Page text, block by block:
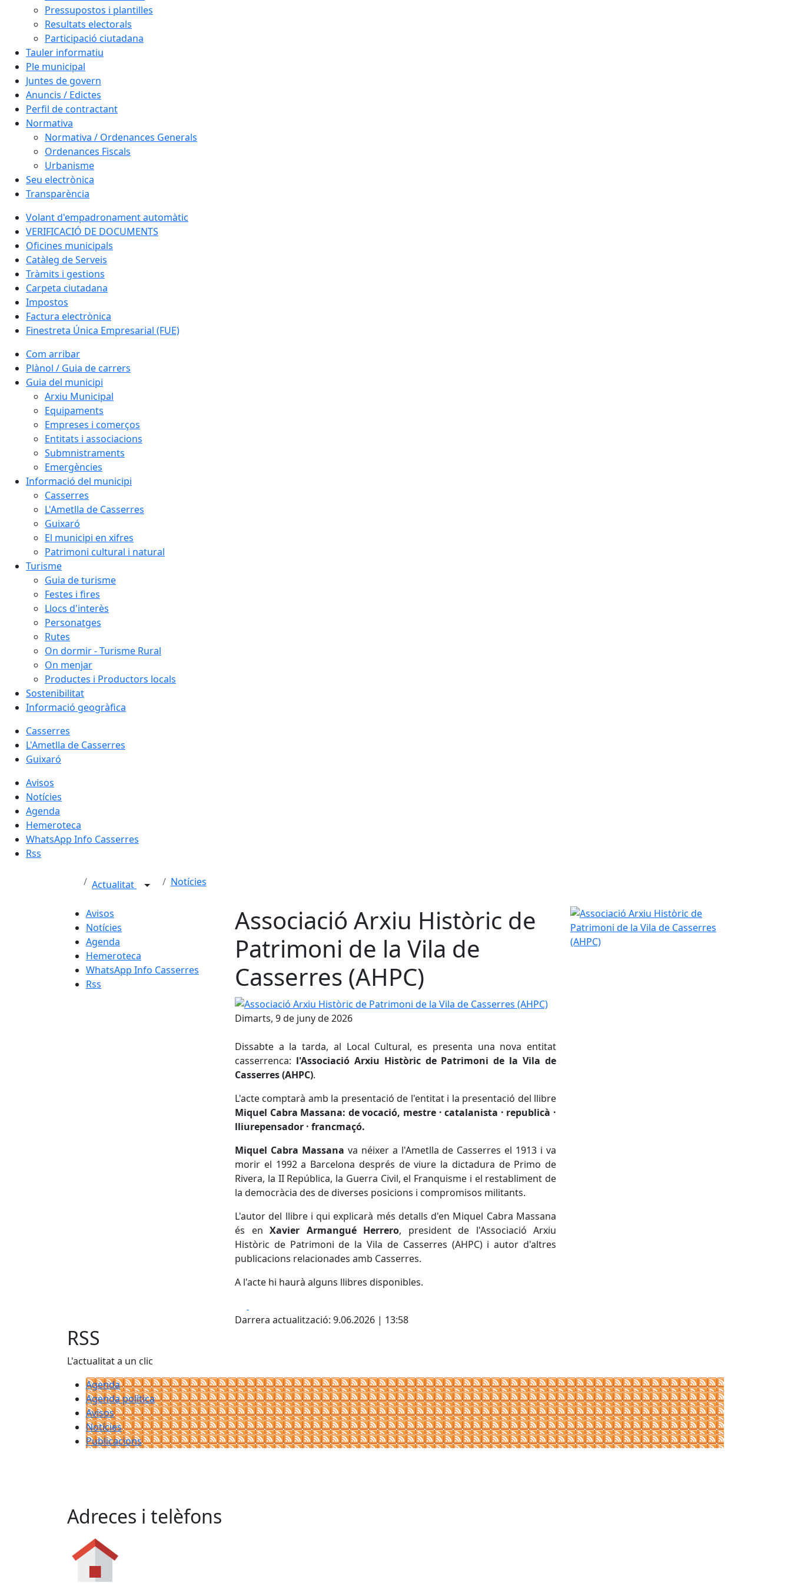
Pressupostos i plantilles
Resultats electorals
Participació ciutadana
Tauler informatiu
Ple municipal
Juntes de govern
Anuncis / Edictes
Perfil de contractant
Normativa
Normativa / Ordenances Generals
Ordenances Fiscals
Urbanisme
Seu electrònica
Transparència
Volant d'empadronament automàtic
VERIFICACIÓ DE DOCUMENTS
Oficines municipals
Catàleg de Serveis
Tràmits i gestions
Carpeta ciutadana
Impostos
Factura electrònica
Finestreta Única Empresarial (FUE)
Com arribar
Plànol / Guia de carrers
Guia del municipi
Arxiu Municipal
Equipaments
Empreses i comerços
Entitats i associacions
Submnistraments
Emergències
Informació del municipi
Casserres
L'Ametlla de Casserres
Guixaró
El municipi en xifres
Patrimoni cultural i natural
Turisme
Guia de turisme
Festes i fires
Llocs d'interès
Personatges
Rutes
On dormir - Turisme Rural
On menjar
Productes i Productors locals
Sostenibilitat
Informació geogràfica
Casserres
L'Ametlla de Casserres
Guixaró
Avisos
Notícies
Agenda
Hemeroteca
WhatsApp Info Casserres
Rss
Actualitat Notícies
Avisos
Notícies
Agenda
Hemeroteca
WhatsApp Info Casserres
Rss
Associació Arxiu Històric de
Patrimoni de la Vila de
Casserres (AHPC)
Associació Arxiu Històric de Patrimoni de la Vila de Casserres (AHPC)
Dimarts, 9 de juny de 2026
Dissabte a la tarda, al Local Cultural, es presenta una nova entitat
casserrenca: l'Associació Arxiu Històric de Patrimoni de la Vila de
Casserres (AHPC).
L'acte comptarà amb la presentació de l'entitat i la presentació del llibre
Miquel Cabra Massana: de vocació, mestre · catalanista · republicà ·
lliurepensador · francmaçó.
Miquel Cabra Massana va néixer a l'Ametlla de Casserres el 1913 i va
morir el 1992 a Barcelona després de viure la dictadura de Primo de
Rivera, la II República, la Guerra Civil, el Franquisme i el restabliment de
la democràcia des de diverses posicions i compromisos militants.
L'autor del llibre i qui explicarà més detalls d'en Miquel Cabra Massana
és en Xavier Armangué Herrero, president de l'Associació Arxiu
Històric de Patrimoni de la Vila de Casserres (AHPC) i autor d'altres
publicacions relacionades amb Casserres.
A l'acte hi haurà alguns llibres disponibles.
Darrera actualització: 9.06.2026 | 13:58
Associació Arxiu Històric de Patrimoni de la Vila
RSS
L'actualitat a un clic
Agenda
Agenda política
Avisos
Notícies
Publicacions
Adreces i telèfons